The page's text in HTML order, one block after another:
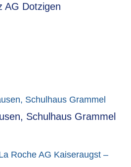
AG Dotzigen
Schulhaus Grammel